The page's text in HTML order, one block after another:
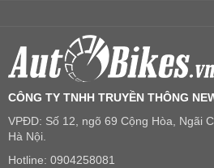
CÔNG TY TNHH TRUYỀN THÔNG
VPĐD: Số 12, ngõ 69 Cộng Hòa, Ngãi
Hà Nội.
Hotline: 0904258081